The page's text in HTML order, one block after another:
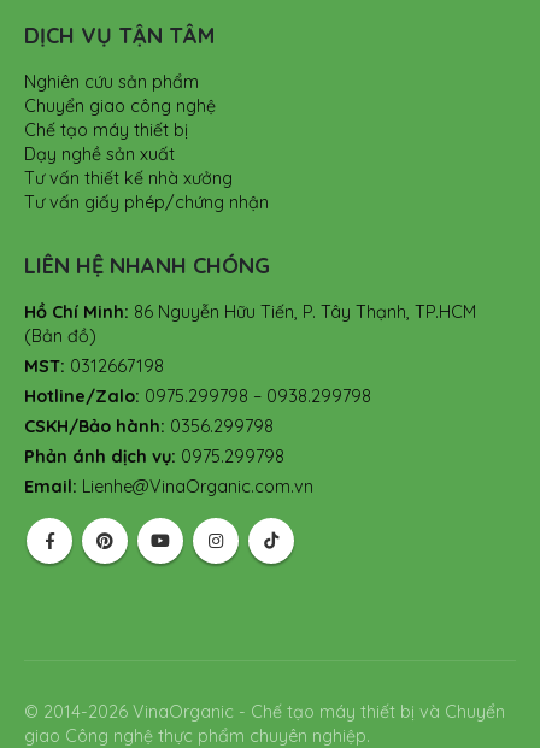
DỊCH VỤ TẬN TÂM
Nghiên cứu sản phẩm
Chuyển giao công nghệ
Chế tạo máy thiết bị
Dạy nghề sản xuất
Tư vấn thiết kế nhà xưởng
Tư vấn giấy phép/chứng nhận
LIÊN HỆ NHANH CHÓNG
Hồ Chí Minh: 86 Nguyễn Hữu Tiến, P. Tây Thạnh, TP.HCM
(Bản đồ)
MST: 0312667198
Hotline/Zalo: 0975.299798 – 0938.299798
CSKH/Bảo hành: 0356.299798
Phản ánh dịch vụ: 0975.299798
Email: Lienhe@VinaOrganic.com.vn
© 2014-2026 VinaOrganic - Chế tạo máy thiết bị và Chuyển
giao Công nghệ thực phẩm chuyên nghiệp.